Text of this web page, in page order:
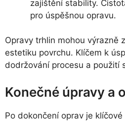
zajištění stability.
pro úspěšnou opravu.
Opravy trhlin mohou výrazně
estetiku povrchu. Klíčem k
dodržování procesu a použití
Konečné úpravy a
Po dokončení oprav je